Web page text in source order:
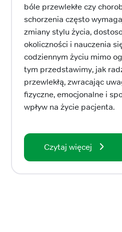
bóle przewlekłe czy
schorzenia często
zmiany stylu życia,
okoliczności i nauczenia
codziennym życiu mimo
tym przedstawimy, jak
przewlekłą, zwracając
fizyczne, emocjonalne i
wpływ na życie pacjenta.
Czytaj więcej